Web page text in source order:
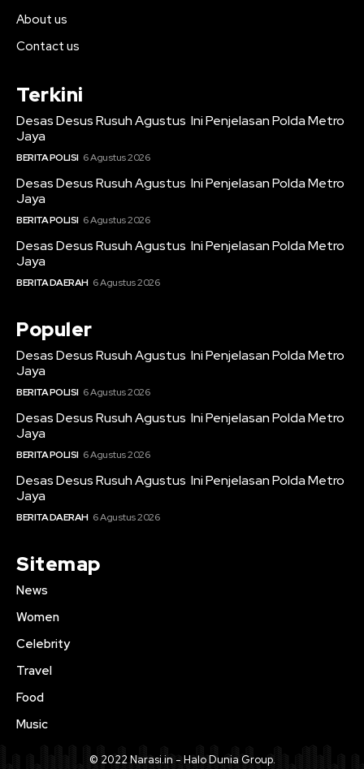
About us
Contact us
Terkini
Desas Desus Rusuh Agustus Ini Penjelasan Polda Metro
Jaya
BERITA POLISI 6 Agustus 2026
Desas Desus Rusuh Agustus Ini Penjelasan Polda Metro
Jaya
BERITA POLISI 6 Agustus 2026
Desas Desus Rusuh Agustus Ini Penjelasan Polda Metro
Jaya
BERITA DAERAH 6 Agustus 2026
Populer
Desas Desus Rusuh Agustus Ini Penjelasan Polda Metro
Jaya
BERITA POLISI 6 Agustus 2026
Desas Desus Rusuh Agustus Ini Penjelasan Polda Metro
Jaya
BERITA POLISI 6 Agustus 2026
Desas Desus Rusuh Agustus Ini Penjelasan Polda Metro
Jaya
BERITA DAERAH 6 Agustus 2026
Sitemap
News
Women
Celebrity
Travel
Food
Music
© 2022 Narasi.in - Halo Dunia Group.